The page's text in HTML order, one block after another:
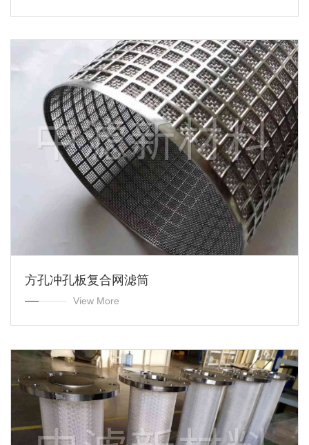
方孔冲孔板复合网滤筒
View More